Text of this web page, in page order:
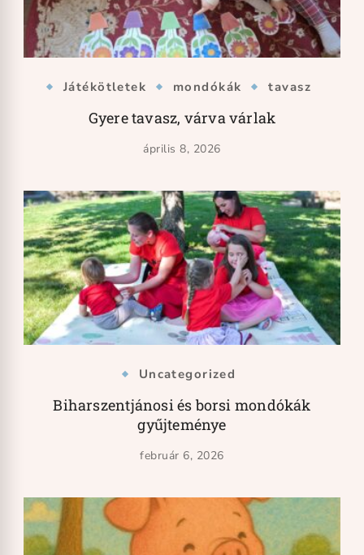
Játékötletek mondókák tavasz
Gyere tavasz, várva várlak
április 8, 2026
Uncategorized
Biharszentjánosi és borsi mondókák
gyűjteménye
február 6, 2026